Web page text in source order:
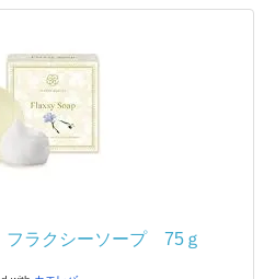
ラクシーソープ 75ｇ